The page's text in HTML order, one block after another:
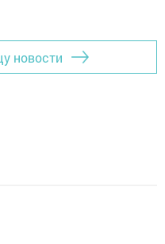
новости